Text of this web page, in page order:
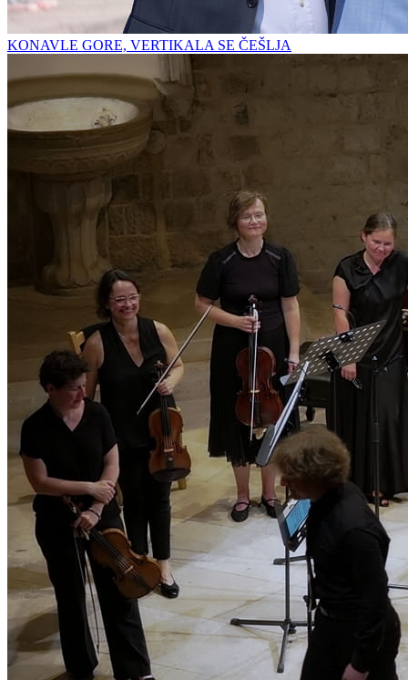
KONAVLE GORE, VERTIKALA SE ČEŠLJA